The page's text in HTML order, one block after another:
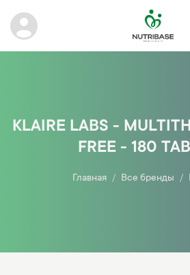
KLAIRE LABS -
FREE - 180
Главная Все бренды